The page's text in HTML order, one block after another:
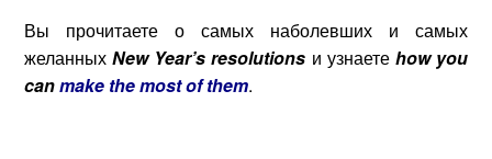
Вы прочитаете о самых наболевших и самых
желанныхNew Year’s resolutions и узнаете how you
canmake the most of them.